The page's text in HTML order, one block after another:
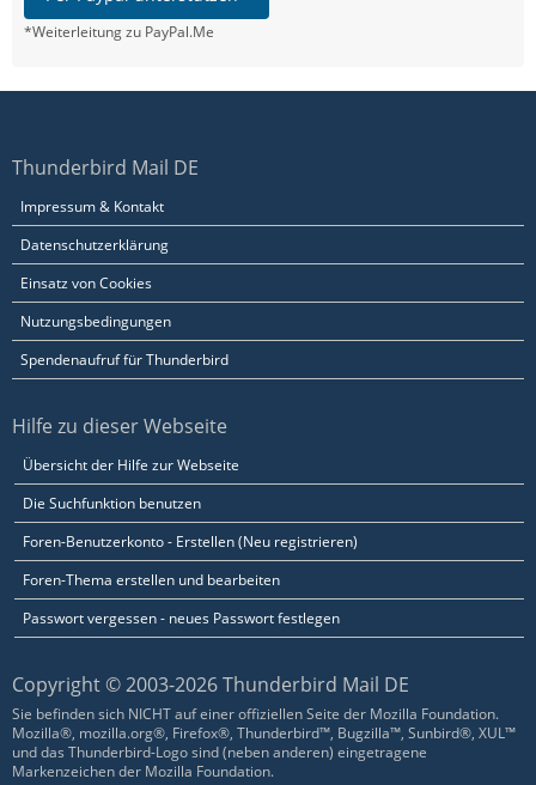
*Weiterleitung zu PayPal.Me
Thunderbird Mail DE
Impressum & Kontakt
Datenschutzerklärung
Einsatz von Cookies
Nutzungsbedingungen
Spendenaufruf für Thunderbird
Hilfe zu dieser Webseite
Übersicht der Hilfe zur Webseite
Die Suchfunktion benutzen
Foren-Benutzerkonto - Erstellen (Neu registrieren)
Foren-Thema erstellen und bearbeiten
Passwort vergessen - neues Passwort festlegen
Copyright © 2003-2026 Thunderbird Mail DE
Sie befinden sich NICHT auf einer offiziellen Seite der Mozilla Foundation.
Mozilla®, mozilla.org®, Firefox®, Thunderbird™, Bugzilla™, Sunbird®, XUL™
und das Thunderbird-Logo sind (neben anderen) eingetragene
Markenzeichen der Mozilla Foundation.